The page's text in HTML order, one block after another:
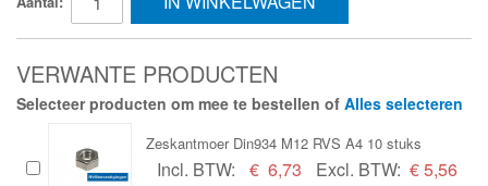
VERWANTE PRODUCTEN
Selecteer producten om mee te bestellen of Alles selecteren
Zeskantmoer Din934 M12 RVS A4 10 stuks
Incl. BTW: € 6,73 Excl. BTW: € 5,56